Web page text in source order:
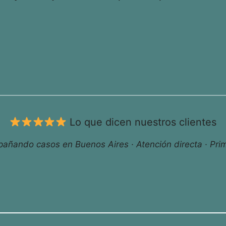
Lo que dicen nuestros clientes
casos en Buenos Aires · Atención directa ·